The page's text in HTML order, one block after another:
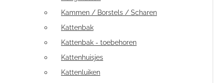
Kammen / Borstels / Scharen
Kattenbak
Kattenbak - toebehoren
Kattenhuisjes
Kattenluiken